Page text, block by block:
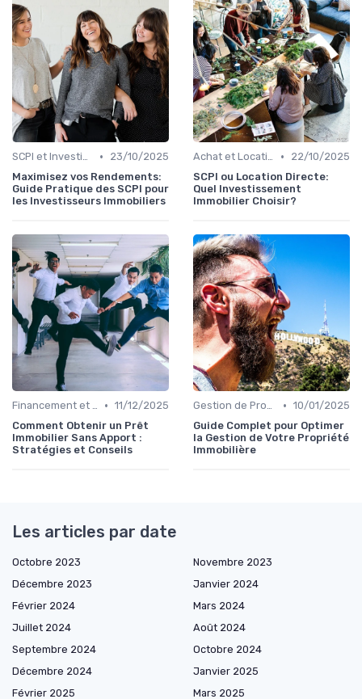
SCPI et Investissements Locatifs •
23/10/2025
Maximisez vos Rendements:
Guide Pratique des SCPI pour
les Investisseurs Immobiliers
Achat et Location de Biens Immobiliers •
22/10/2025
SCPI ou Location Directe:
Quel Investissement
Immobilier Choisir?
Financement et Prêts Immobiliers • 11/12/2025
Comment Obtenir un Prêt
Immobilier Sans Apport :
Stratégies et Conseils
Gestion de Propriété • 10/01/2025
Guide Complet pour Optimer
la Gestion de Votre Propriété
Immobilière
Les articles par date
Octobre 2023
Novembre 2023
Décembre 2023
Janvier 2024
Février 2024
Mars 2024
Juillet 2024
Août 2024
Septembre 2024
Octobre 2024
Décembre 2024
Janvier 2025
Février 2025
Mars 2025